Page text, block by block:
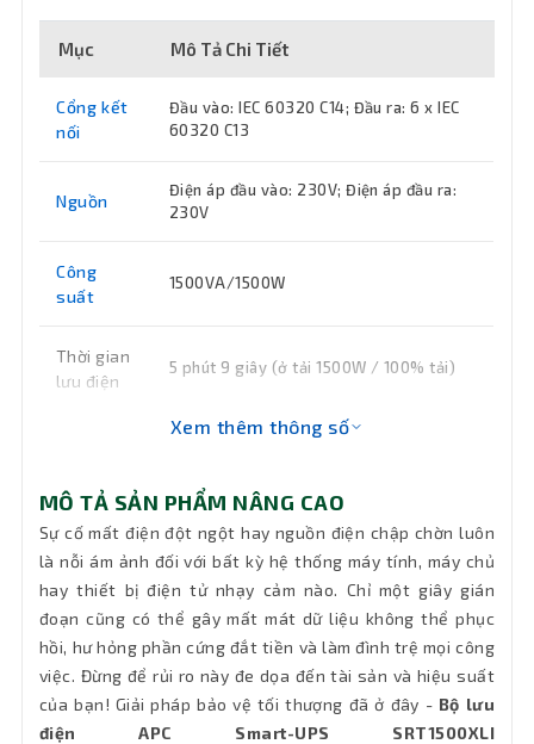
Mục Mô Tả Chi Tiết
Cổng kết
nối
Đầu vào: IEC 60320 C14; Đầu ra: 6 x IEC
60320 C13
Nguồn
Điện áp đầu vào: 230V; Điện áp đầu ra:
230V
Công
suất
1500VA/1500W
Thời gian
lưu điện
5 phút 9 giây (ở tải 1500W / 100% tải)
Khối
lượng
20.5kg
Bảo hành 36 tháng
Xem thêm thông số
MÔ TẢ SẢN PHẨM NÂNG CAO
Sự cố mất điện đột ngột hay nguồn điện chập chờn luôn
là nỗi ám ảnh đối với bất kỳ hệ thống máy tính, máy chủ
hay thiết bị điện tử nhạy cảm nào. Chỉ một giây gián
đoạn cũng có thể gây mất mát dữ liệu không thể phục
hồi, hư hỏng phần cứng đắt tiền và làm đình trệ mọi công
việc. Đừng để rủi ro này đe dọa đến tài sản và hiệu suất
của bạn! Giải pháp bảo vệ tối thượng đã ở đây - Bộ lưu
điện APC Smart-UPS SRT1500XLI